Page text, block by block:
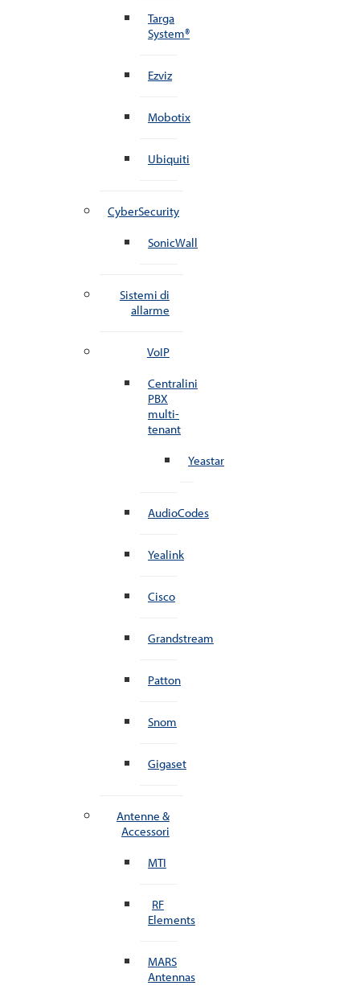
Targa
System®
Ezviz
Mobotix
Ubiquiti
CyberSecurity
SonicWall
Sistemi di
allarme
VoIP
Centralini
PBX
multi-
tenant
Yeastar
AudioCodes
Yealink
Cisco
Grandstream
Patton
Snom
Gigaset
Antenne &
Accessori
MTI
RF
Elements
MARS
Antennas